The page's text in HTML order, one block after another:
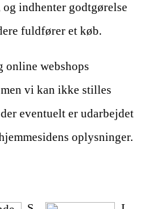
indhenter godtgørelse
fuldfører et køb.
webshops
vi kan ikke stilles
eventuelt er udarbejdet
oplysninger.